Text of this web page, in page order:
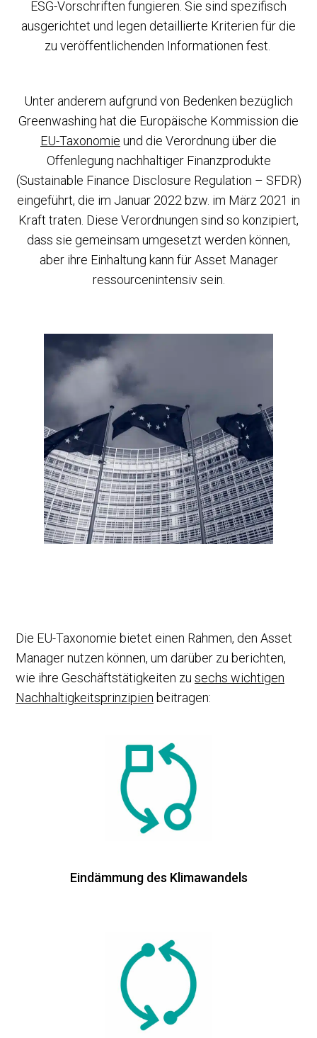
ESG-Vorschriften fungieren. Sie sind spezifisch
ausgerichtet und legen detaillierte Kriterien für die
zu veröffentlichenden Informationen fest.
Unter anderem aufgrund von Bedenken bezüglich
Greenwashing hat die Europäische Kommission die
EU-Taxonomie und die Verordnung über die
Offenlegung nachhaltiger Finanzprodukte
(Sustainable Finance Disclosure Regulation – SFDR)
eingeführt, die im Januar 2022 bzw. im März 2021 in
Kraft traten. Diese Verordnungen sind so konzipiert,
dass sie gemeinsam umgesetzt werden können,
aber ihre Einhaltung kann für Asset Manager
ressourcenintensiv sein.
Die EU-Taxonomie bietet einen Rahmen, den Asset
Manager nutzen können, um darüber zu berichten,
wie ihre Geschäftstätigkeiten zu sechs wichtigen
Nachhaltigkeitsprinzipien beitragen:
Eindämmung des Klimawandels